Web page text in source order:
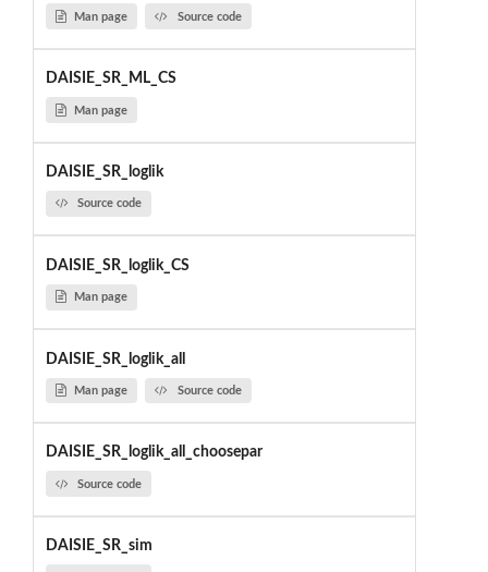
Man page Source code
DAISIE_SR_ML_CS
Man page
DAISIE_SR_loglik
Source code
DAISIE_SR_loglik_CS
Man page
DAISIE_SR_loglik_all
Man page Source code
DAISIE_SR_loglik_all_choosepar
Source code
DAISIE_SR_sim